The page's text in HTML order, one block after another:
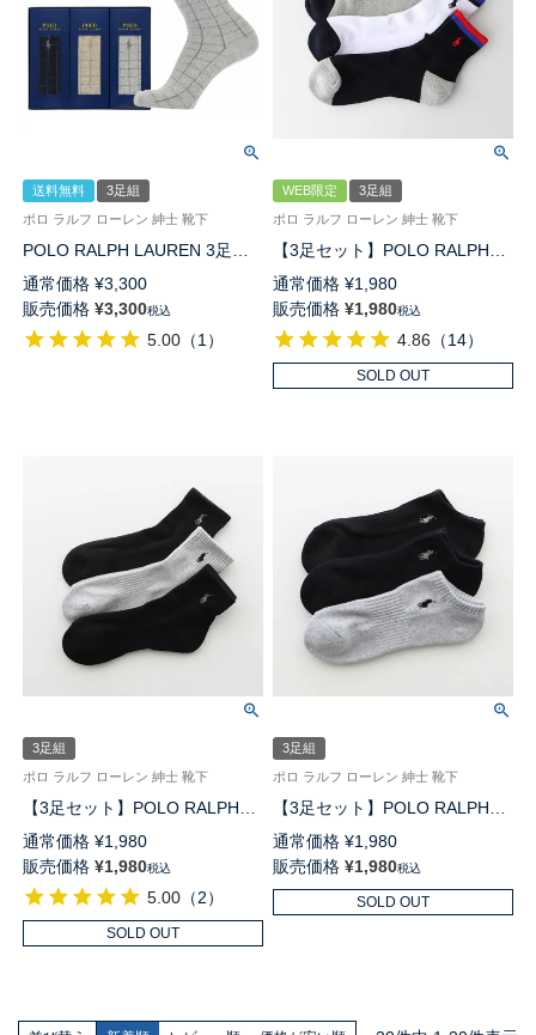
送料無料
3足組
ポロ ラルフ ローレン 紳士 靴下
POLO RALPH LAUREN 3足セ
ット 箱入り ギフトセット 日本
製 綿混 ワンポイント刺繍 格子
柄 クルー丈 メンズ ソックス
PLC-30C giftset ギフト プレゼ
通常価格 ¥3,300
販売価格 ¥3,300税込
5.00 （1）
WEB限定
3足組
ポロ ラルフ ローレン 紳士 靴下
【3足セット】POLO RALPH
LAUREN 足底パイル アーチサ
ポート ワンポイント TOPバイ
カラー ショート丈ソックス メ
ンズ 92009511
通常価格 ¥1,980
販売価格 ¥1,980税込
4.86 （14）
SOLD OUT
3足組
ポロ ラルフ ローレン 紳士 靴下
【3足セット】POLO RALPH
LAUREN アーチサポート 足底
パイル ワンポイント ショート
丈 ソックス メンズ 02009914
通常価格 ¥1,980
販売価格 ¥1,980税込
5.00 （2）
SOLD OUT
3足組
ポロ ラルフ ローレン 紳士 靴下
【3足セット】POLO RALPH
LAUREN アーチサポート 足底
パイル ワンポイント スニーカ
ー丈 ソックス メンズ
通常価格 ¥1,980
販売価格 ¥1,980税込
SOLD OUT